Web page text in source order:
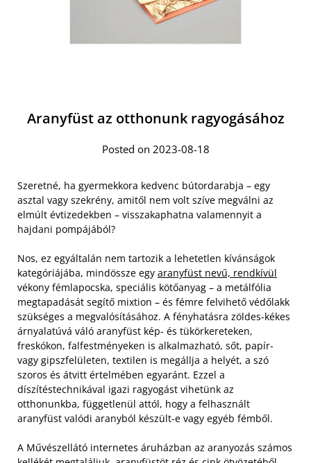
Aranyfüst az otthonunk ragyogásához
Posted on 2023-08-18
Szeretné, ha gyermekkora kedvenc bútordarabja – egy
asztal vagy szekrény, amitől nem volt szíve megválni az
elmúlt évtizedekben – visszakaphatna valamennyit a
hajdani pompájából?
Nos, ez egyáltalán nem tartozik a lehetetlen kívánságok
kategóriájába, mindössze egy aranyfüst nevű, rendkívül
vékony fémlapocska, speciális kötőanyag – a metálfólia
megtapadását segítő mixtion – és fémre felvihető védőlakk
szükséges a megvalósításához. A fényhatásra zöldes-kékes
árnyalatúvá váló aranyfüst kép- és tükörkereteken,
freskókon, falfestményeken is alkalmazható, sőt, papír-
vagy gipszfelületen, textilen is megállja a helyét, a szó
szoros és átvitt értelmében egyaránt. Ezzel a
díszítéstechnikával igazi ragyogást vihetünk az
otthonunkba, függetlenül attól, hogy a felhasznált
aranyfüst valódi aranyból készült-e vagy egyéb fémből.
A Művészellátó internetes áruházban az aranyozás számos